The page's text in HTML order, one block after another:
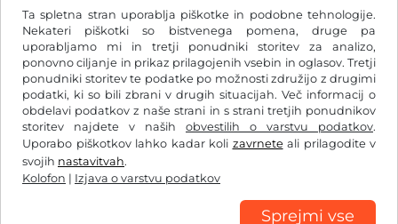
Ta spletna stran uporablja piškotke in podobne tehnologije.
Nekateri piškotki so bistvenega pomena, druge pa
uporabljamo mi in tretji ponudniki storitev za analizo,
ponovno ciljanje in prikaz prilagojenih vsebin in oglasov. Tretji
ponudniki storitev te podatke po možnosti združijo z drugimi
podatki, ki so bili zbrani v drugih situacijah. Več informacij o
obdelavi podatkov z naše strani in s strani tretjih ponudnikov
storitev najdete v naših obvestilih o varstvu podatkov.
Uporabo piškotkov lahko kadar koli zavrneteali prilagodite v
svojih nastavitvah.
Kolofon | Izjava o varstvu podatkov
Sprejmi vse
Splošni pogoji poslovanja/preklicna pravica
Nastavitve piškotkov Kolofon